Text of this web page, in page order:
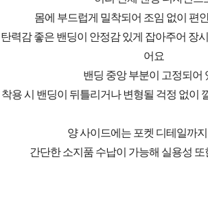
몸에 부드럽게 밀착되어 조임 없이 편
탄력감 좋은 밴딩이 안정감 있게 잡아주어 장
어요
밴딩 중앙 부분이 고정되어
착용 시 밴딩이 뒤틀리거나 변형될 걱정 없이
양 사이드에는 포켓 디테일까
간단한 소지품 수납이 가능해 실용성